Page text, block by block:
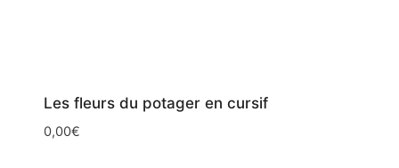
Les fleurs du potager en cursif
0,00€